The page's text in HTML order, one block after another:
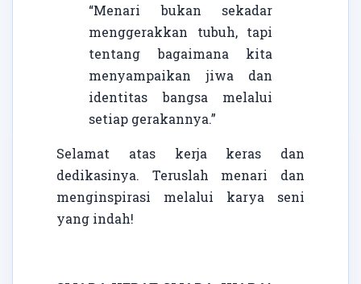
“Menari bukan sekadar
menggerakkan tubuh, tapi
tentang bagaimana kita
menyampaikan jiwa dan
identitas bangsa melalui
setiap gerakannya.”
Selamat atas kerja keras dan
dedikasinya. Teruslah menari dan
menginspirasi melalui karya seni
yang indah!